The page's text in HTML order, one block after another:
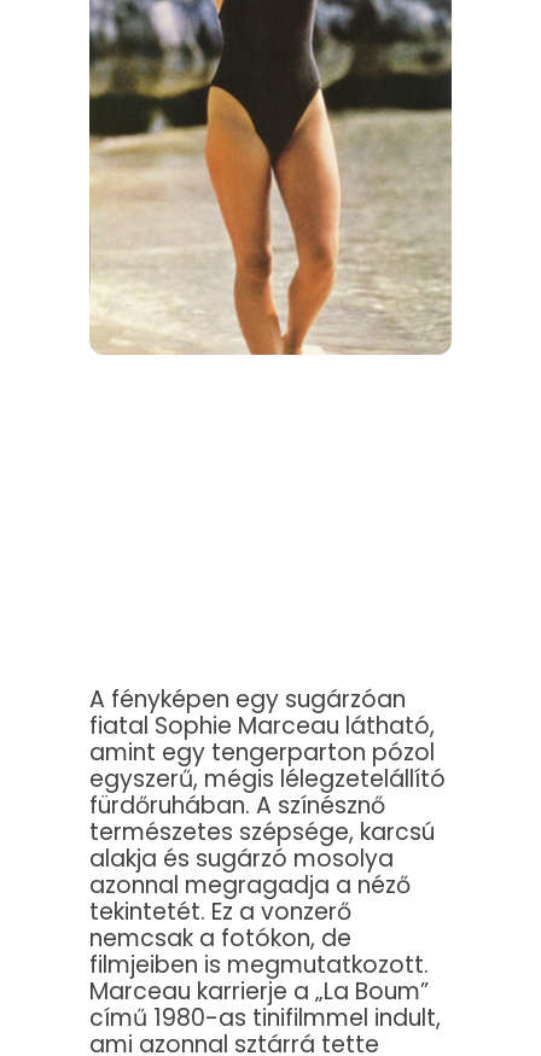
A fényképen egy sugárzóan
fiatal Sophie Marceau látható,
amint egy tengerparton pózol
egyszerű, mégis lélegzetelállító
fürdőruhában. A színésznő
természetes szépsége, karcsú
alakja és sugárzó mosolya
azonnal megragadja a néző
tekintetét. Ez a vonzerő
nemcsak a fotókon, de
filmjeiben is megmutatkozott.
Marceau karrierje a „La Boum”
című 1980-as tinifilmmel indult,
ami azonnal sztárrá tette